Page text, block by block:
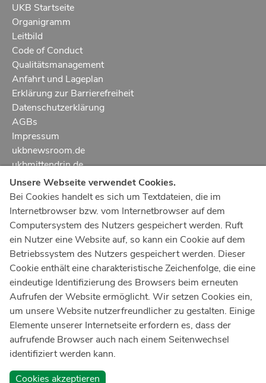
UKB Startseite
Organigramm
Leitbild
Code of Conduct
Qualitätsmanagement
Anfahrt und Lageplan
Erklärung zur Barrierefreiheit
Datenschutzerklärung
AGBs
Impressum
ukbnewsroom.de
ukbmittendrin.de
Notruf112
Ärztlicher Notdienst116 117
Giftnotrufzentrale
Tel: +49 22819240
Notfallzentrum Bonn
Kindernotfallzentrum Bonn
UKB-Telefonzentrale
+49 228287 0
Spenden Sie online an das Universitätsklinikum Bonn
Unsere Webseite verwendet Cookies.
Bei Cookies handelt es sich um Textdateien, die im
Internetbrowser bzw. vom Internetbrowser auf dem
Computersystem des Nutzers gespeichert werden. Ruft
ein Nutzer eine Website auf, so kann ein Cookie auf dem
Betriebssystem des Nutzers gespeichert werden. Dieser
Cookie enthält eine charakteristische Zeichenfolge, die eine
eindeutige Identifizierung des Browsers beim erneuten
Aufrufen der Website ermöglicht. Wir setzen Cookies ein,
um unsere Website nutzerfreundlicher zu gestalten. Einige
Elemente unserer Internetseite erfordern es, dass der
aufrufende Browser auch nach einem Seitenwechsel
identifiziert werden kann.
Cookies akzeptieren